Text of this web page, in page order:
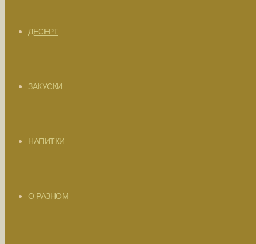
ДЕСЕРТ
ЗАКУСКИ
НАПИТКИ
О РАЗНОМ